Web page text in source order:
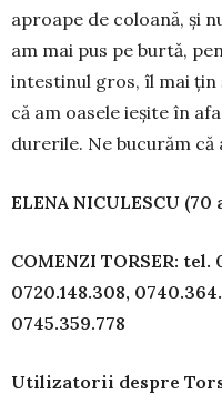
aproape de coloană, şi
am mai pus pe burtă,
intestinul gros, îl mai
că am oasele ieşite în
durerile. Ne bucurăm
ELENA NICULESCU
COMENZI TORSER: tel.
0720.148.308,
0745.359.778
Utilizatorii despre